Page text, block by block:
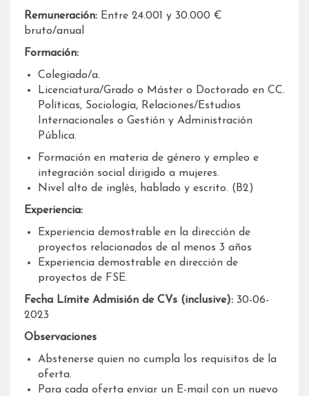
Remuneración: Entre 24.001 y 30.000 €
bruto/anual
Formación:
Colegiado/a.
Licenciatura/Grado o Máster o Doctorado en CC.
Políticas, Sociología, Relaciones/Estudios
Internacionales o Gestión y Administración
Pública.
Formación en materia de género y empleo e
integración social dirigido a mujeres.
Nivel alto de inglés, hablado y escrito. (B2)
Experiencia:
Experiencia demostrable en la dirección de
proyectos relacionados de al menos 3 años
Experiencia demostrable en dirección de
proyectos de FSE.
Fecha Límite Admisión de CVs (inclusive): 30-06-
2023
Observaciones
Abstenerse quien no cumpla los requisitos de la
oferta.
Para cada oferta enviar un E-mail con un nuevo